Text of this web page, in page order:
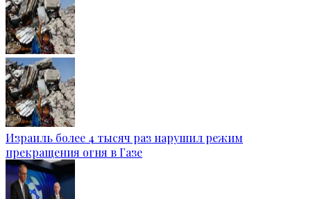
Израиль более 4 тысяч раз нарушил режим
прекращения огня в Газе